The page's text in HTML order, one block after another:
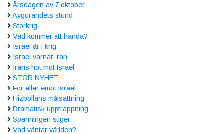
Årsdagen av 7 oktober
Avgörandets stund
Storkrig
Vad kommer att hända?
Israel är i krig
Israel varnar Iran
Irans hot mot Israel
STOR NYHET
För eller emot Israel
Hizbollahs målsättning
Dramatisk upptrappning
Spänningen stiger
Vad väntar världen?